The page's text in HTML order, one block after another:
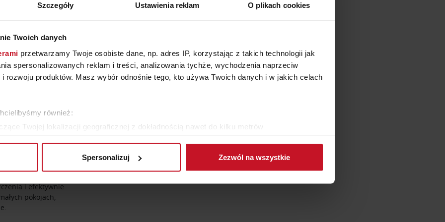
Szczegóły Ustawienia reklam O plikach cookies
Twoich danych
przetwarzamy Twoje osobiste dane, np. adres IP, korzystając z takich technologii jak
spersonalizowanych reklam i treści, analizowania tychże, wychodzenia naprzeciw
rozwoju produktów. Masz wybór odnośnie tego, kto używa Twoich danych i w jakich celach
również:
Twojej lokalizacji geograficznej z dokładnością nawet do kilku metrów
jak Twoje osobiste dane są przetwarzane oraz ustaw własne preferencje w
spersonalizowania treści i reklam, aby oferować funkcje społecznościowe i analizować
o tym, jak korzystasz z naszej witryny, udostępniamy partnerom społecznościowym,
Spersonalizuj Zezwól na wszystkie
lub stojącej.
sprzętu komputerowego
oraz dodatkowymi
można zobaczyć
kablowe oraz stabilne
i efektywnie
pokojach,